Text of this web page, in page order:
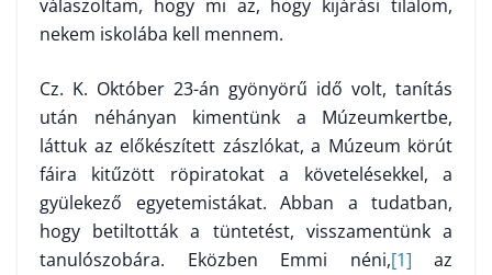
válaszoltam, hogy mi az, hogy kijárási tilalom,
nekem iskolába kell mennem.
Cz. K. Október 23-án gyönyörű idő volt, tanítás
után néhányan ki­mentünk a Múzeumkertbe,
láttuk az előkészített zászlókat, a Múzeum körút
fáira kitűzött röpiratokat a követelésekkel, a
gyülekező egyetemistákat. Ab­ban a tudatban,
hogy betiltották a tüntetést, visszamentünk a
tanulószobára. Eközben Emmi néni,[1] az